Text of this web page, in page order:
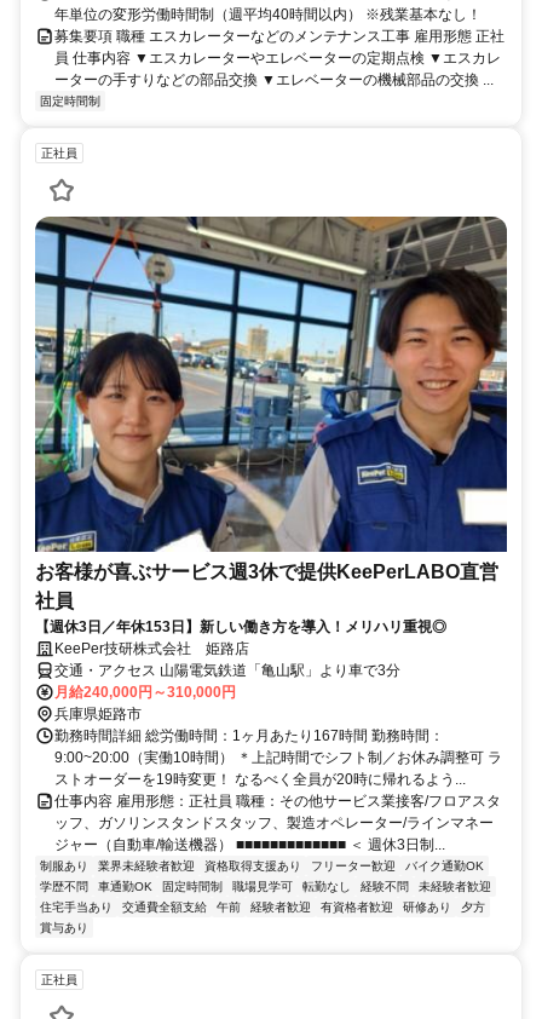
年単位の変形労働時間制（週平均40時間以内） ※残業基本なし！
募集要項 職種 エスカレーターなどのメンテナンス工事 雇用形態 正社
員 仕事内容 ▼エスカレーターやエレベーターの定期点検 ▼エスカレ
ーターの手すりなどの部品交換 ▼エレベーターの機械部品の交換 ...
固定時間制
正社員
お客様が喜ぶサービス週3休で提供KeePerLABO直営
社員
【週休3日／年休153日】新しい働き方を導入！メリハリ重視◎
KeePer技研株式会社 姫路店
交通・アクセス 山陽電気鉄道「亀山駅」より車で3分
月給240,000円～310,000円
兵庫県姫路市
勤務時間詳細 総労働時間：1ヶ月あたり167時間 勤務時間：
9:00~20:00（実働10時間） ＊上記時間でシフト制／お休み調整可 ラ
ストオーダーを19時変更！ なるべく全員が20時に帰れるよう...
仕事内容 雇用形態：正社員 職種：その他サービス業接客/フロアスタ
ッフ、ガソリンスタンドスタッフ、製造オペレーター/ラインマネー
ジャー（自動車/輸送機器） ■■■■■■■■■■■■■ ＜ 週休3日制...
制服あり 業界未経験者歓迎 資格取得支援あり フリーター歓迎
バイク通勤OK
学歴不問
車通勤OK 固定時間制 職場見学可 転勤なし 経験不問
未経験者歓迎
住宅手当あり
交通費全額支給 午前 経験者歓迎 有資格者歓迎 研修あり
夕方
賞与あり
正社員